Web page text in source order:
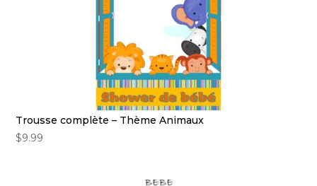
Trousse complète – Thème Animaux
$9.99